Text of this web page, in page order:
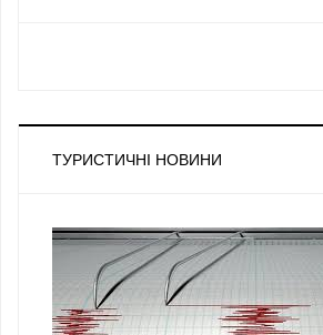
ТУРИСТИЧНІ НОВИНИ